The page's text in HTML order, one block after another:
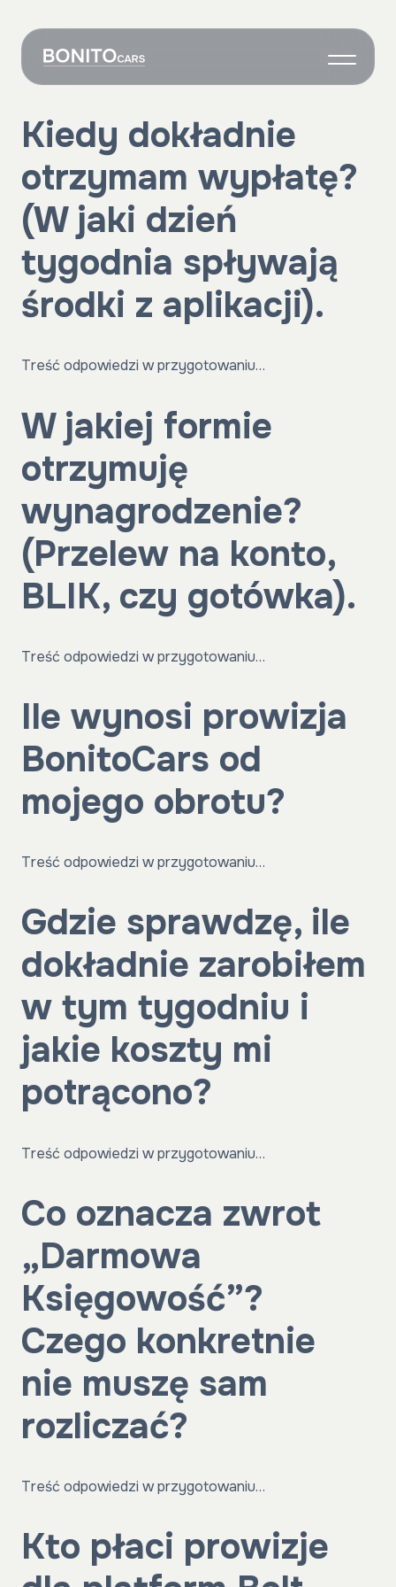
O nas
Wynajem
Grafik
Własne auto
Onboarding
Kontakt
Kiedy dokładnie
otrzymam wypłatę?
(W jaki dzień
tygodnia spływają
środki z aplikacji).
Treść odpowiedzi w przygotowaniu…
W jakiej formie
otrzymuję
wynagrodzenie?
(Przelew na konto,
BLIK, czy gotówka).
Treść odpowiedzi w przygotowaniu…
Ile wynosi prowizja
BonitoCars od
mojego obrotu?
Treść odpowiedzi w przygotowaniu…
Gdzie sprawdzę, ile
dokładnie zarobiłem
w tym tygodniu i
jakie koszty mi
potrącono?
Treść odpowiedzi w przygotowaniu…
Co oznacza zwrot
„Darmowa
Księgowość”?
Czego konkretnie
nie muszę sam
rozliczać?
Treść odpowiedzi w przygotowaniu…
Kto płaci prowizje